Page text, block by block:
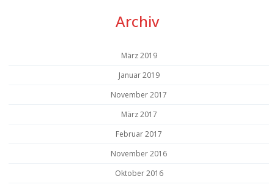
Archiv
März 2019
Januar 2019
November 2017
März 2017
Februar 2017
November 2016
Oktober 2016